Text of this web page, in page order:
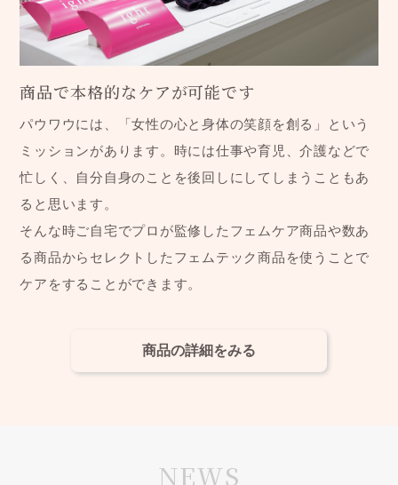
商品で本格的なケアが可能です
パウワウには、「女性の心と身体の笑顔を創る」という
ミッションがあります。時には仕事や育児、介護などで
忙しく、自分自身のことを後回しにしてしまうこともあ
ると思います。
そんな時ご自宅でプロが監修したフェムケア商品や数あ
る商品からセレクトしたフェムテック商品を使うことで
ケアをすることができます。
商品の詳細をみる